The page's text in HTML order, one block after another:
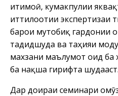
иҷтимоӣ, кумакпулии
иттилоотии экспертизаи
барои мутобиқ гардонии
таҷдидшуда ва таҳияи
махзани маълумот оид ба
ба нақша гирифта шудааст.
Дар доираи семинари